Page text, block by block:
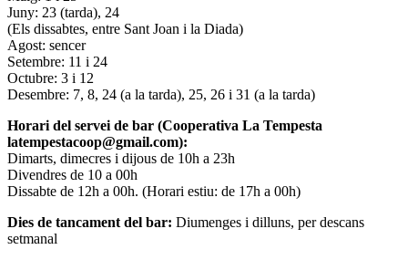
Juny: 23 (tarda), 24
(Els dissabtes, entre Sant Joan i la Diada)
Agost: sencer
Setembre: 11 i 24
Octubre: 3 i 12
Desembre: 7, 8, 24 (a la tarda), 25, 26 i 31 (a la tarda)
Horari del servei de bar (Cooperativa La Tempesta
latempestacoop@gmail.com):
Dimarts, dimecres i dijous de 10h a 23h
Divendres de 10 a 00h
Dissabte de 12h a 00h. (Horari estiu: de 17h a 00h)
Dies de tancament del bar: Diumenges i dilluns, per descans
setmanal